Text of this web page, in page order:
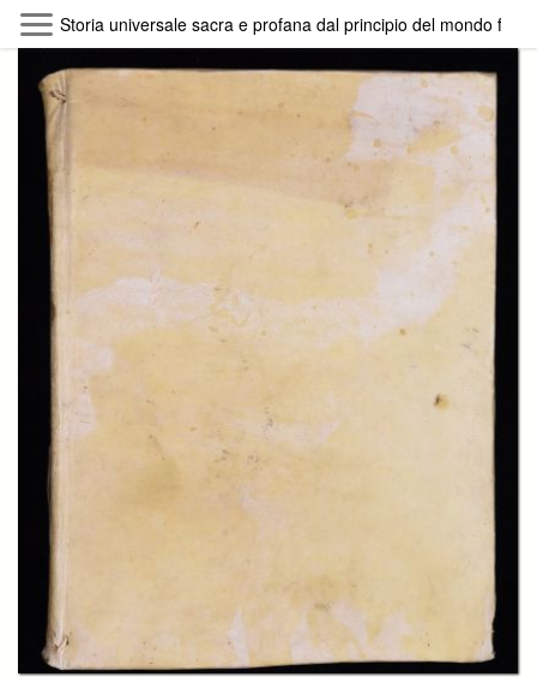
Skip to main content
Byterfly
Follow The Byterfly And Enjoy Open
Knowledge
Policy Collections Providers Exhibitions
Search Term
Storia universale sacra e profana dal principio del mondo fino